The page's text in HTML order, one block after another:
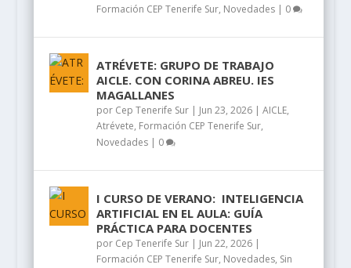
Formación CEP Tenerife Sur, Novedades| 0
ATRÉVETE: GRUPO DE TRABAJO
AICLE. CON CORINA ABREU. IES
MAGALLANES
por Cep Tenerife Sur| Jun 23, 2026| AICLE,
Atrévete, Formación CEP Tenerife Sur,
Novedades| 0
I CURSO DE VERANO: INTELIGENCIA
ARTIFICIAL EN EL AULA: GUÍA
PRÁCTICA PARA DOCENTES
por Cep Tenerife Sur| Jun 22, 2026|
Formación CEP Tenerife Sur, Novedades, Sin